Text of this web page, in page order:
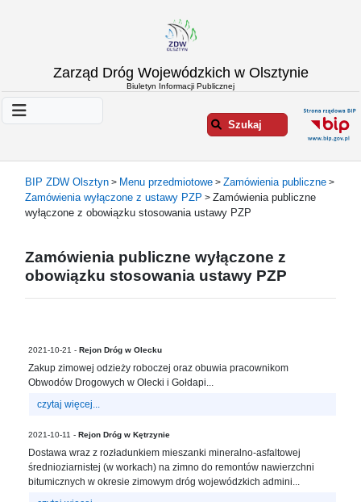
Zarząd Dróg Wojewódzkich w Olsztynie
Biuletyn Informacji Publicznej
Szukaj
Informacje
o
drogach
raporty
komunikacji
Załatw
sprawę
Praca
mienia
majątkowego
BIP ZDW Olsztyn > Menu przedmiotowe > Zamówienia publiczne >
Zamówienia wyłączone z ustawy PZP > Zamówienia publiczne
wyłączone z obowiązku stosowania ustawy PZP
Zamówienia publiczne wyłączone z
obowiązku stosowania ustawy PZP
2021-10-21 - Rejon Dróg w Olecku
Zakup zimowej odzieży roboczej oraz obuwia pracownikom
Obwodów Drogowych w Olecki i Gołdapi...
czytaj więcej...
2021-10-11 - Rejon Dróg w Kętrzynie
Dostawa wraz z rozładunkiem mieszanki mineralno-asfaltowej
średnioziarnistej (w workach) na zimno do remontów nawierzchni
bitumicznych w okresie zimowym dróg wojewódzkich admini...